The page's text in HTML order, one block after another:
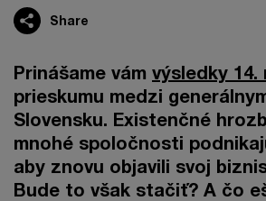
Share
Prinášame vám výsledky 14.
prieskumu medzi
Slovensku. Existenčné
mnohé spoločnosti
aby znovu objavili svoj
Bude to však stačiť? A čo